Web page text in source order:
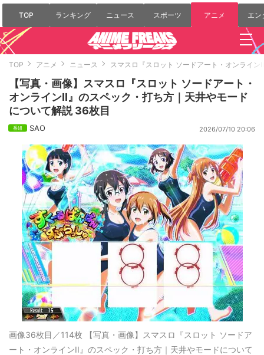
TOP ランキング ニュース スポーツ アニメ エン
TOP アニメ ニュース スマスロ『スロット ソードアート・オンライ
【写真・画像】スマスロ『スロット ソードアート・
オンラインII』のスペック・打ち方｜天井やモード
について解説 36枚目
SAO 2026/07/10 20:06
画像36枚目／114枚 【写真・画像】スマスロ『スロット ソードア
ート・オンラインII』のスペック・打ち方｜天井やモードについて